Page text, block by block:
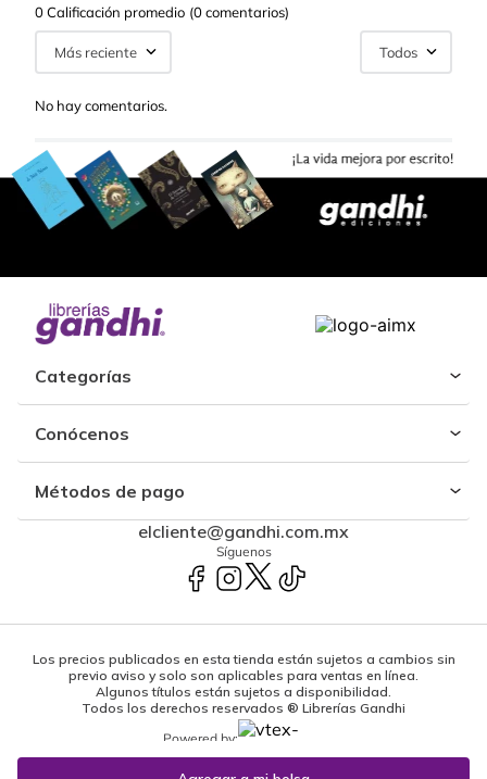
0 Calificación promedio (0 comentarios)
Más reciente Todos
No hay comentarios.
Categorías
Conócenos
Métodos de pago
elcliente@gandhi.com.mx
Síguenos
Los precios publicados en esta tienda están sujetos a cambios sin
previo aviso y solo son aplicables para ventas en línea.
Algunos títulos están sujetos a disponibilidad.
Todos los derechos reservados ® Librerías Gandhi
Powered by: